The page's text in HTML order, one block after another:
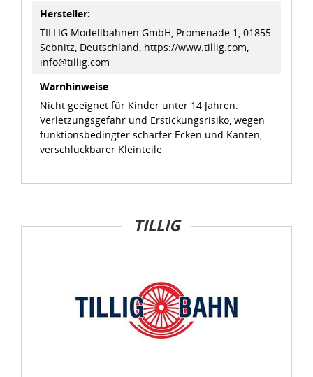
Sie können die Cookie-Einwilligung jederzeit links unten
auf Ihrem Bildschirm anpassen und damit widerrufen.
Datenschutzbestimmungen
Hersteller:
TILLIG Modellbahnen GmbH, Promenade 1, 01855
Sebnitz, Deutschland, https://www.tillig.com,
info@tillig.com
Warnhinweise
Nicht geeignet für Kinder unter 14 Jahren.
Verletzungsgefahr und Erstickungsrisiko, wegen
funktionsbedingter scharfer Ecken und Kanten,
verschluckbarer Kleinteile
TILLIG